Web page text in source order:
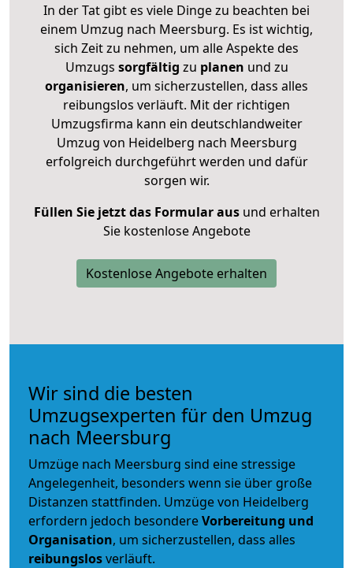
In der Tat gibt es viele Dinge zu beachten bei
einem Umzug nach Meersburg. Es ist wichtig,
sich Zeit zu nehmen, um alle Aspekte des
Umzugs sorgfältig zu planen und zu
organisieren, um sicherzustellen, dass alles
reibungslos verläuft. Mit der richtigen
Umzugsfirma kann ein deutschlandweiter
Umzug von Heidelberg nach Meersburg
erfolgreich durchgeführt werden und dafür
sorgen wir.
Füllen Sie jetzt das Formular ausund erhalten
Sie kostenlose Angebote
Kostenlose Angebote erhalten
Wir sind die besten
Umzugsexperten für den Umzug
nach Meersburg
Umzüge nach Meersburg sind eine stressige
Angelegenheit, besonders wenn sie über große
Distanzen stattfinden. Umzüge von Heidelberg
erfordern jedoch besondereVorbereitung und
Organisation, um sicherzustellen, dass alles
reibungslosverläuft.